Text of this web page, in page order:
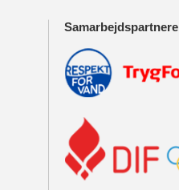
Samarbejdspartnere